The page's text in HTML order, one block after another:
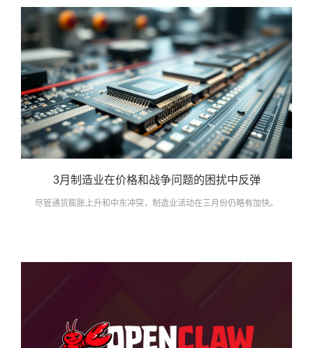
3月制造业在价格和战争问题的困扰中反弹
尽管通货膨胀上升和中东冲突，制造业活动在三月份仍略有加快。